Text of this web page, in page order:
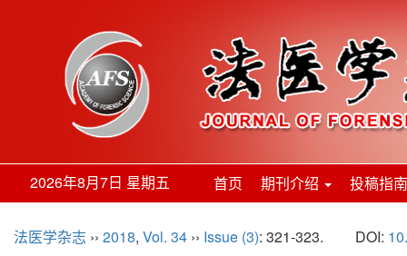
2026年8月7日 星期五 首页 期刊介绍 投稿指
法医学杂志 ›› 2018, Vol. 34 ›› Issue (3): 321-323. DOI: